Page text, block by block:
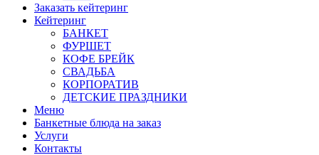
Заказать кейтеринг
Кейтеринг
БАНКЕТ
ФУРШЕТ
КОФЕ БРЕЙК
СВАДЬБА
КОРПОРАТИВ
ДЕТСКИЕ ПРАЗДНИКИ
Меню
Банкетные блюда на заказ
Услуги
Контакты